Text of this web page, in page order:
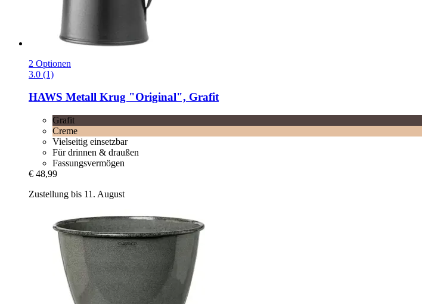
2 Optionen
3.0 (1)
HAWS Metall Krug "Original", Grafit
Grafit
Creme
Vielseitig einsetzbar
Für drinnen & draußen
Fassungsvermögen
€ 48,99
Zustellung bis 11. August